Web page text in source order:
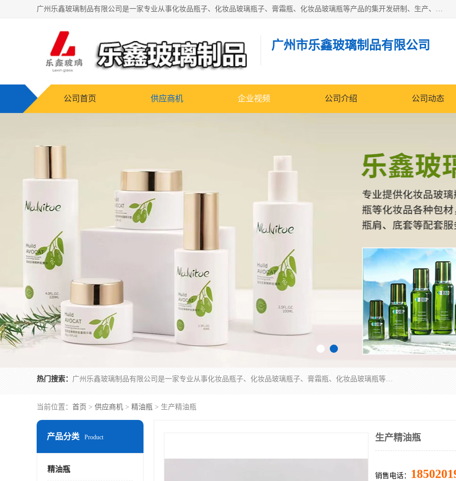
广州乐鑫玻璃制品有限公司是一家专业从事化妆品瓶子、化妆品玻璃瓶子、膏霜瓶、化妆品玻璃瓶等产品的集开发研制、生产、销售于一体的实业型玻璃制品生产企业。产品从设计、开模、试样、生产、蒙砂、抛光、喷涂、高低温单色及多色印刷，烫金（银）到交货实现一条龙服务。
广州市乐鑫玻璃制品有限公司
公司首页 供应商机 企业视频 公司介绍 公司动态
热门搜索： 广州乐鑫玻璃制品有限公司是一家专业从事化妆品瓶子、化妆品玻璃瓶子、膏霜瓶、化妆品玻璃瓶等产品的集开发研制、生产、销售于一体的实业型玻璃制品生产企业。产品从设计、开模、试样、生产、蒙砂、抛光、喷涂、高低温单色及多色印刷，烫金（银）到交货实现一条龙服务。
当前位置： 首页 > 供应商机 > 精油瓶 > 生产精油瓶
产品分类 Product
精油瓶
生产精油瓶
销售电话：